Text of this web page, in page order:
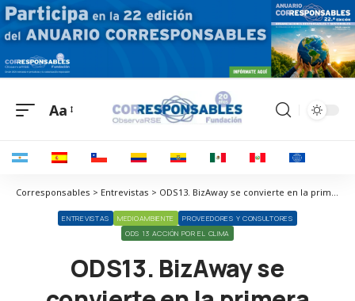
Aa
Corresponsables > Entrevistas > ODS13. BizAway se convierte en la primera empresa de viajes corporativos del mundo en obtener el sello B Corp
ENTREVISTAS MEDIOAMBIENTE
PROVEEDORES Y CONSULTORES
ODS 13 ACCIÓN POR EL CLIMA
ODS13. BizAway se